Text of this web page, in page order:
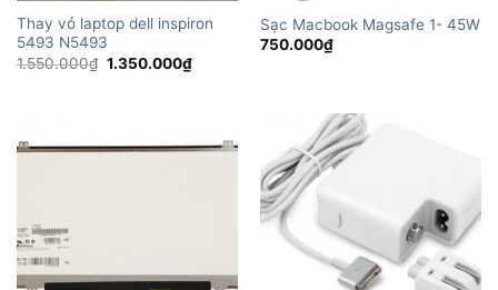
Thay vỏ laptop dell inspiron
5493 N5493
1.550.000₫ Giá
gốc
1.350.000₫Giá
hiện
Sạc Macbook Magsafe 1- 45W
750.000₫